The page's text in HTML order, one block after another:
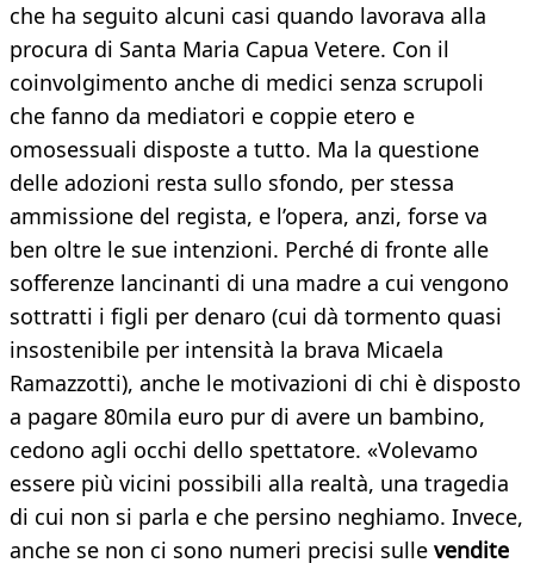
che ha seguito alcuni casi quando lavorava alla
procura di Santa Maria Capua Vetere. Con il
coinvolgimento anche di medici senza scrupoli
che fanno da mediatori e coppie etero e
omosessuali disposte a tutto. Ma la questione
delle adozioni resta sullo sfondo, per stessa
ammissione del regista, e l’opera, anzi, forse va
ben oltre le sue intenzioni. Perché di fronte alle
sofferenze lancinanti di una madre a cui vengono
sottratti i figli per denaro (cui dà tormento quasi
insostenibile per intensità la brava Micaela
Ramazzotti), anche le motivazioni di chi è disposto
a pagare 80mila euro pur di avere un bambino,
cedono agli occhi dello spettatore. «Volevamo
essere più vicini possibili alla realtà, una tragedia
di cui non si parla e che persino neghiamo. Invece,
anche se non ci sono numeri precisi sulle vendite